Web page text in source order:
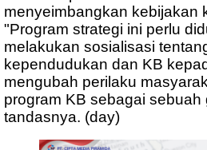
menyeimbangkan kebijakan
"Program strategi ini perlu
melakukan sosialisasi
kependudukan dan KB
mengubah perilaku
program KB sebagai sebuah
tandasnya. (day)